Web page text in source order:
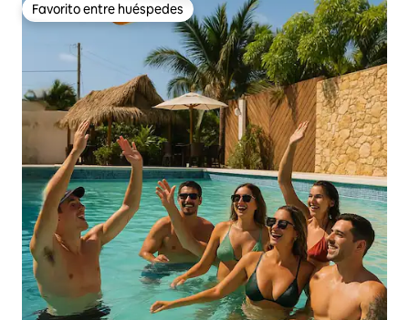
Favorito entre huéspedes
Favorito entre huéspedes